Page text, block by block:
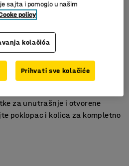
za unutrašnje i otvorene
poklopac i kolica za kompletno
sajta i pomoglo u našim
policy
kolačića
Prihvati sve kolačiće